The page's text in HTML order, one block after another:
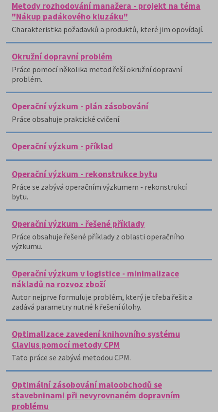
Metody rozhodování manažera - projekt na téma
"Nákup padákového kluzáku"
Charakteristka požadavků a produktů, které jim opovídají.
Okružní dopravní problém
Práce pomocí několika metod řeší okružní dopravní
problém.
Operační výzkum - plán zásobování
Práce obsahuje praktické cvičení.
Operační výzkum - příklad
Operační výzkum - rekonstrukce bytu
Práce se zabývá operačním výzkumem - rekonstrukcí
bytu.
Operační výzkum - řešené příklady
Práce obsahuje řešené příklady z oblasti operačního
výzkumu.
Operační výzkum v logistice - minimalizace
nákladů na rozvoz zboží
Autor nejprve formuluje problém, který je třeba řešit a
zadává parametry nutné k řešení úlohy.
Optimalizace zavedení knihovního systému
Clavius pomocí metody CPM
Tato práce se zabývá metodou CPM.
Optimální zásobování maloobchodů se
stavebninami při nevyrovnaném dopravním
problému